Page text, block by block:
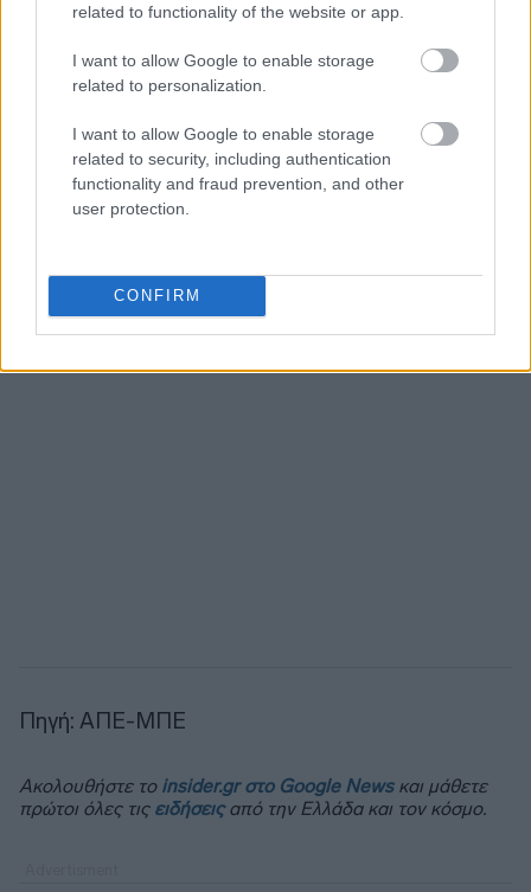
related to functionality of the website or app.
I want to allow Google to enable storage
related to personalization.
I want to allow Google to enable storage
related to security, including authentication
functionality and fraud prevention, and other
user protection.
CONFIRM
Πηγή: ΑΠΕ-ΜΠΕ
Ακολουθήστε το insider.gr στο Google Newsκαι μάθετε
πρώτοι όλες τις ειδήσειςαπό την Ελλάδα και τον κόσμο.